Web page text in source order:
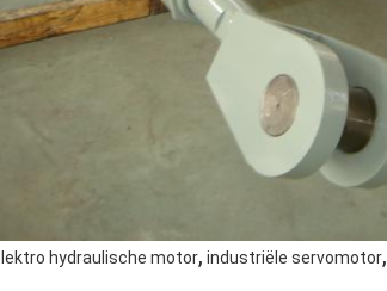
hydraulische motor, industriële servomotor,